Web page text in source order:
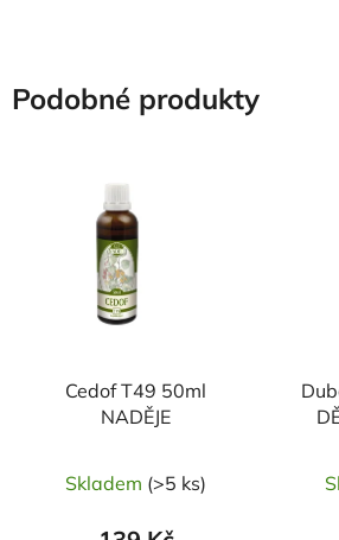
Podobné produkty
Cedof T49 50ml
NADĚJE
Skladem (>5 ks)